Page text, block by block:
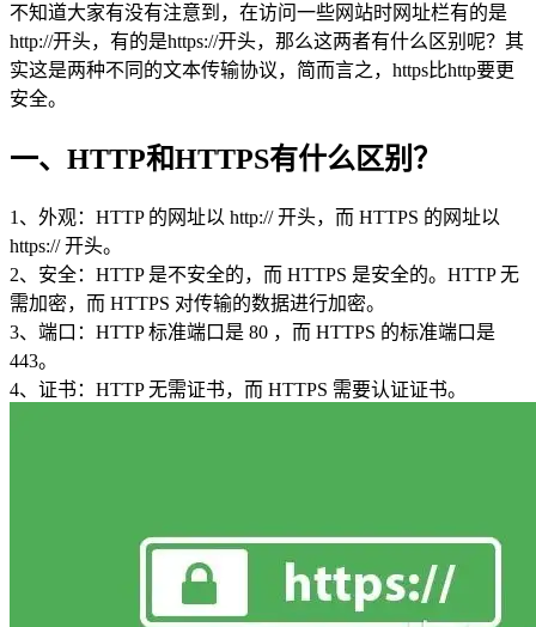
不知道大家有没有注意到，在访问一些网站时网址栏有的是
http://开头，有的是https://开头，那么这两者有什么区别呢？其
实这是两种不同的文本传输协议，简而言之，https比http要更
安全。
一、HTTP和HTTPS有什么区别？
1、外观：HTTP 的网址以 http:// 开头，而 HTTPS 的网址以
https:// 开头。
2、安全：HTTP 是不安全的，而 HTTPS 是安全的。HTTP 无
需加密，而 HTTPS 对传输的数据进行加密。
3、端口：HTTP 标准端口是 80 ，而 HTTPS 的标准端口是
443。
4、证书：HTTP 无需证书，而 HTTPS 需要认证证书。